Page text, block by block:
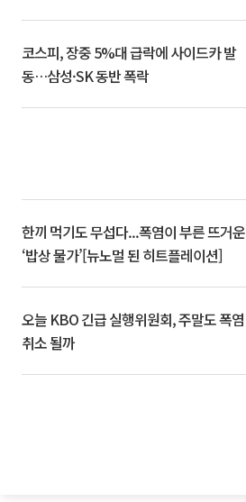
코스피, 장중 5%대 급락에 사이드카 발
동…삼성·SK 동반 폭락
한끼 먹기도 무섭다...폭염이 부른 뜨거운
‘밥상 물가’[뉴노멀 된 히트플레이션]
오늘 KBO 긴급 실행위원회, 주말도 폭염
취소 될까